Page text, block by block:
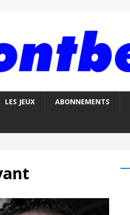
LES JEUX ABONNEMENTS